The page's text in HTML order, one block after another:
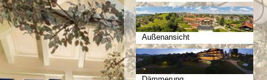
Außenansicht